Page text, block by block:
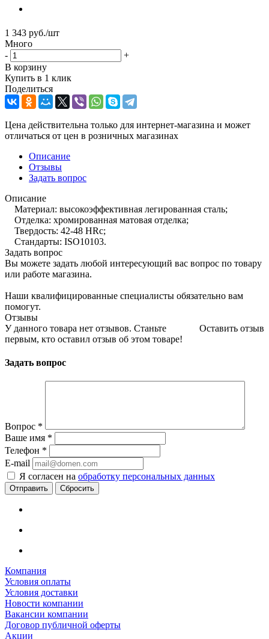
1 343 руб./шт
Много
-
+
В корзину
Купить в 1 клик
Поделиться
Цена действительна только для интернет-магазина и может
отличаться от цен в розничных магазинах
Описание
Отзывы
Задать вопрос
Описание
Материал: высокоэффективная легированная сталь;
Отделка: хромированная матовая отделка;
Твердость: 42-48 HRc;
Стандарты: ISO10103.
Задать вопрос
Вы можете задать любой интересующий вас вопрос по товару
или работе магазина.
Наши квалифицированные специалисты обязательно вам
помогут.
Отзывы
Оставить отзыв
У данного товара нет отзывов. Станьте
первым, кто оставил отзыв об этом товаре!
Задать вопрос
Вопрос *
Ваше имя *
Телефон *
E-mail
Я согласен на обработку персональных данных
Сбросить
Компания
Условия оплаты
Условия доставки
Новости компании
Вакансии компании
Договор публичной оферты
Акции